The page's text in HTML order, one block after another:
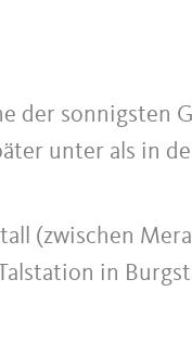
der sonnigsten
unter als in
(zwischen
in